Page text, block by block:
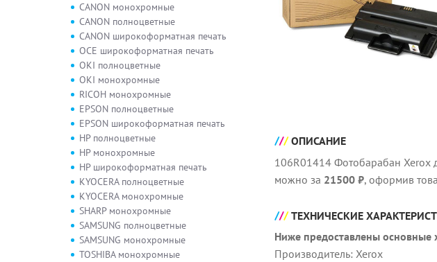
CANON монохромные
CANON полноцветные
CANON широкоформатная печать
OCE широкоформатная печать
OKI полноцветные
OKI монохромные
RICOH монохромные
EPSON полноцветные
EPSON широкоформатная печать
HP полноцветные
HP монохромные
HP широкоформатная печать
KYOCERA полноцветные
KYOCERA монохромные
SHARP монохромные
SAMSUNG полноцветные
SAMSUNG монохромные
TOSHIBA монохромные
ОПИСАНИЕ
106R01414 Фотобарабан Xerox
можно за 21500 ₽, оформив
ТЕХНИЧЕСКИЕ
Ниже предоставлены основные
Производитель: Xerox